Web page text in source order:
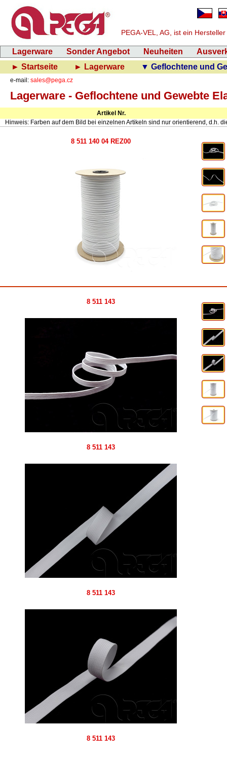
PEGA-VEL, AG, ist ein
Lagerware Sonder Angebot Neuheiten
► Startseite
► Lagerware ▼ Geflochtene und
e-mail: sales@pega.cz
Lagerware - Geflochtene und Gewebte
Artikel Nr.
Hinweis: Farben auf dem Bild bei einzelnen Artikeln sind nur orientierend, d.h.
8 511 140 04 REZ00
8 511 143
8 511 143
8 511 143
8 511 143